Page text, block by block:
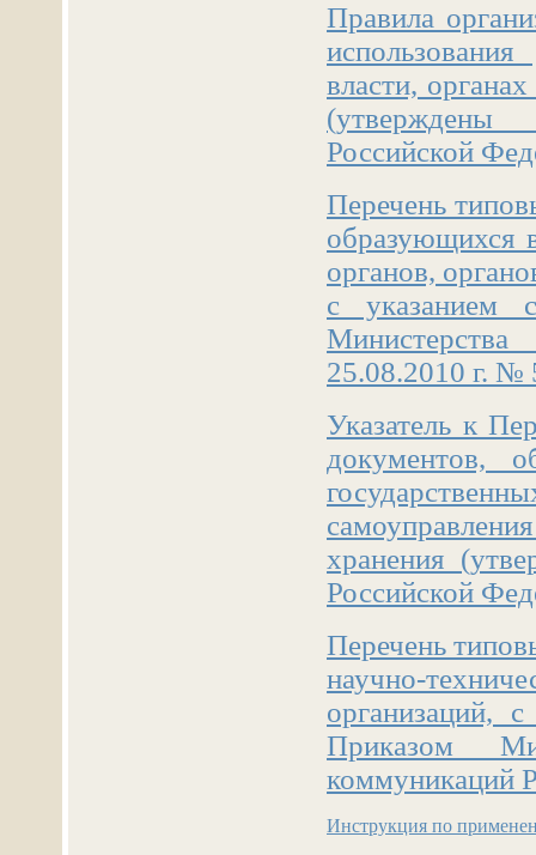
Правила
власти,
Российской
Перечень
образующихся
органов,
с указанием
25.08.2010 г. №
Указатель к
документов,
хранения
Российской
Перечень
научно-
организаций,
Приказом
коммуникаций
Инструкция по